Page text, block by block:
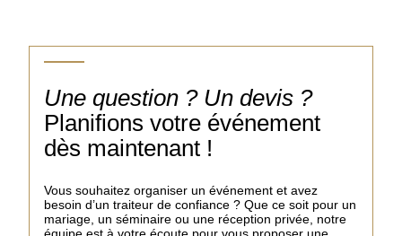
Une question ? Un devis ?
Planifions votre événement
dès maintenant !
Vous souhaitez organiser un événement et avez
besoin d’un traiteur de confiance ? Que ce soit pour un
mariage, un séminaire ou une réception privée, notre